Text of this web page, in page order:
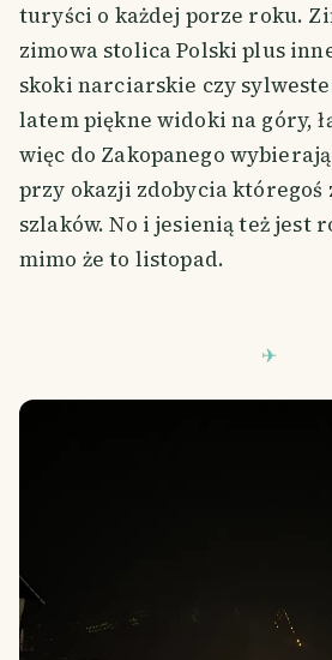
turyści o każdej porze roku.
zimowa stolica Polski plus
skoki narciarskie czy
latem piękne widoki na góry,
więc do Zakopanego
przy okazji zdobycia któregoś
szlaków. No i jesienią też jest
mimo że to listopad.